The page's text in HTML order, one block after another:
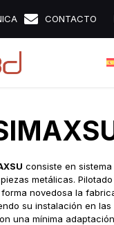
CONTACTO
consiste en
metálicas.
novedosa la
su instalación en
una mínima